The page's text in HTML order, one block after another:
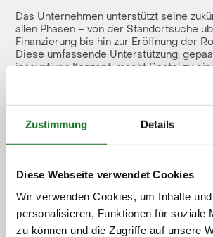
Zustimmung Details
Diese Webseite verwendet Cookies
Wir verwenden Cookies, um Inhalte
personalisieren, Funktionen für soziale
zu können und die Zugriffe auf unsere
Das Unternehmen unterstützt seine
allen Phasen – von der Standortsuche
Finanzierung bis hin zur Eröffnung der
Diese umfassende Unterstützung,
innovativen Konzept, macht Roatel zu
Partner für Unternehmer, die in einem
"Wir freuen uns darauf, die Planungen
Interessenten weiter voranzutreiben
zuversichtlich, dass wir schon bald
Die erfolgreiche Präsenz auf der
ein klares Zeichen dafür, dass Roatel
Präsenz auf dem Markt zu erweitern
Partnern gemeinsam zu wachsen.